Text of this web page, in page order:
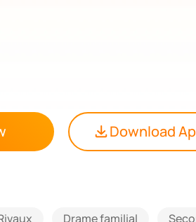
Download
Drame familial